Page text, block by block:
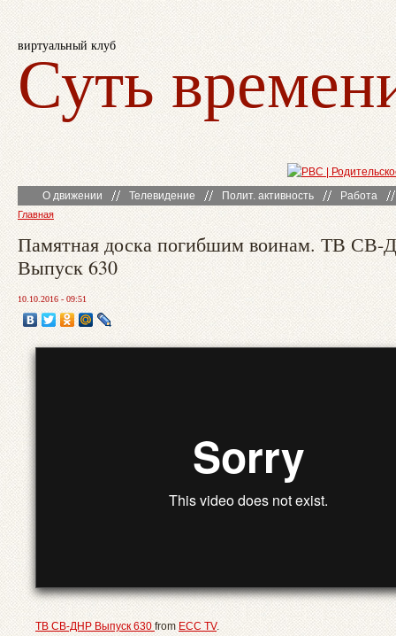
виртуальный клуб
Суть
О движении Телевидение Полит. активность Работа
Главная
Памятная доска погибшим воинам. ТВ СВ-
Выпуск 630
10.10.2016 - 09:51
ТВ СВ-ДНР Выпуск 630 from ECC TV.